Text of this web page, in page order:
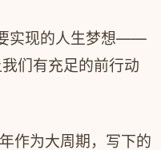
实现的人生梦想——
们有充足的前行动
年作为大周期，写下的